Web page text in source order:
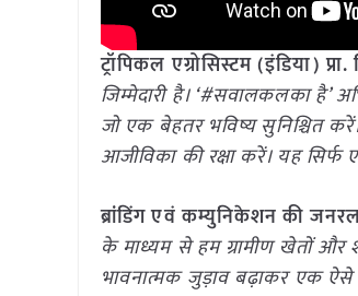
ट्रॉपिकल एग्रोसिस्टम (इंडिया)
जिम्मेदारी है। ‘#सवालकलका
जो एक बेहतर भविष्य सुनिश्चित
आजीविका की रक्षा करें। यह
ब्रांडिंग एवं कम्युनिकेशन की
के माध्यम से हम ग्रामीण खेतों और
भावनात्मक जुड़ाव बढ़ाकर एक